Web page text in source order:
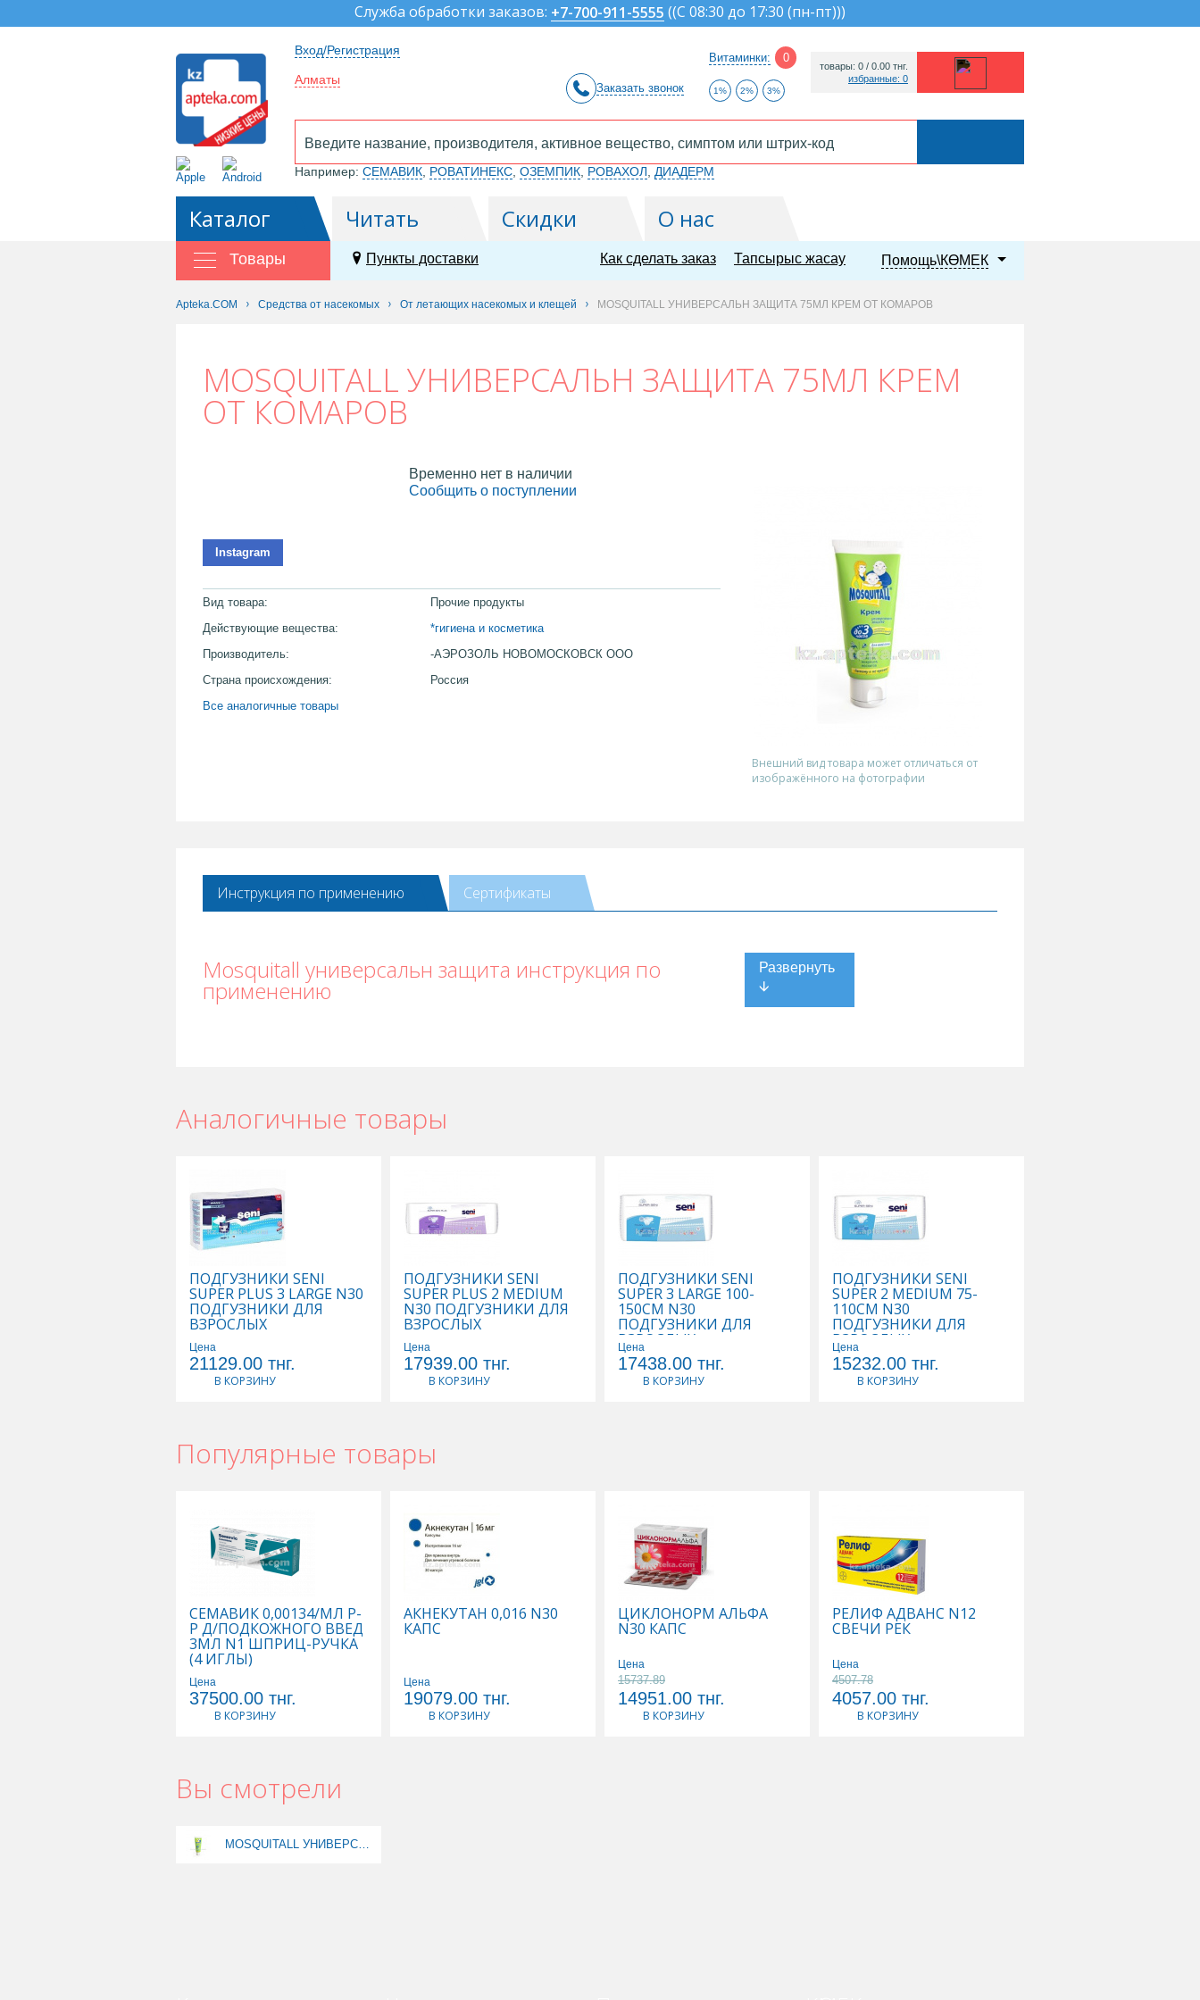
Служба обработки заказов: +7-700-911-5555 ((С 08:30 до 17:30 (пн-пт)))
Вход/Регистрация
Алматы
Заказать звонок
Витаминки: 0
1% 2% 3%
товары: 0 / 0.00 тнг.
избранные: 0
Например: СЕМАВИК РОВАТИНЕКС ОЗЕМПИК РОВАХОЛ ДИАДЕРМ
Каталог Читать Скидки О нас
Товары Пункты доставки Помощь\КӨМЕК
Тапсырыс жасау
Как сделать заказ
Apteka.COM Средства от насекомых От летающих насекомых и клещей MOSQUITALL УНИВЕРСАЛЬН ЗАЩИТА 75МЛ КРЕМ ОТ КОМАРОВ
MOSQUITALL УНИВЕРСАЛЬН ЗАЩИТА 75МЛ КРЕМ
ОТ КОМАРОВ
Временно нет в наличии
Сообщить о поступлении
Instagram
Вид товара:
Прочие продукты
Действующие вещества:
*гигиена и косметика
Производитель:
-АЭРОЗОЛЬ НОВОМОСКОВСК ООО
Страна происхождения:
Россия
Все аналогичные товары
Внешний вид товара может отличаться от
изображённого на фотографии
Инструкция по применению Сертификаты
Mosquitall универсальн защита инструкция по
применению
Аналогичные товары
ПОДГУЗНИКИ SENI
SUPER PLUS 3 LARGE N30
ПОДГУЗНИКИ ДЛЯ
ВЗРОСЛЫХ
Цена
21129.00 тнг.
В КОРЗИНУ
ПОДГУЗНИКИ SENI
SUPER PLUS 2 MEDIUM
N30 ПОДГУЗНИКИ ДЛЯ
ВЗРОСЛЫХ
Цена
17939.00 тнг.
В КОРЗИНУ
ПОДГУЗНИКИ SENI
SUPER 3 LARGE 100-
150СМ N30
ПОДГУЗНИКИ ДЛЯ
ВЗРОСЛЫХ
Цена
17438.00 тнг.
В КОРЗИНУ
ПОДГУЗНИКИ SENI
SUPER 2 MEDIUM 75-
110СМ N30
ПОДГУЗНИКИ ДЛЯ
ВЗРОСЛЫХ
Цена
15232.00 тнг.
В КОРЗИНУ
Популярные товары
СЕМАВИК 0,00134/МЛ Р-
Р Д/ПОДКОЖНОГО ВВЕД
3МЛ N1 ШПРИЦ-РУЧКА
(4 ИГЛЫ)
Цена
37500.00 тнг.
В КОРЗИНУ
АКНЕКУТАН 0,016 N30
КАПС
Цена
19079.00 тнг.
В КОРЗИНУ
ЦИКЛОНОРМ АЛЬФА
N30 КАПС
Цена
15737.89
14951.00 тнг.
В КОРЗИНУ
РЕЛИФ АДВАНС N12
СВЕЧИ РЕК
Цена
4507.78
4057.00 тнг.
В КОРЗИНУ
Вы смотрели